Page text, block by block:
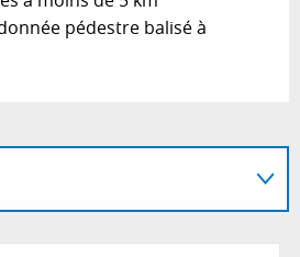
pédestre balisé à